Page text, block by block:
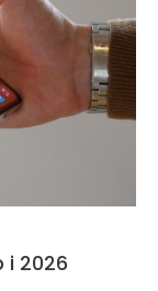
i 2026